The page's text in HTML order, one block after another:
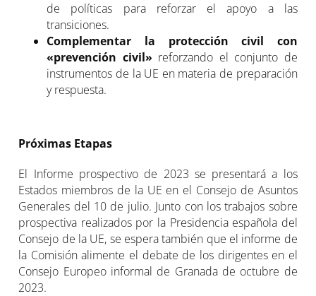
de políticas para reforzar el apoyo a las
transiciones.
Complementar la protección civil con
«prevención civil» reforzando el conjunto de
instrumentos de la UE en materia de preparación
y respuesta.
Próximas Etapas
El Informe prospectivo de 2023 se presentará a los
Estados miembros de la UE en el Consejo de Asuntos
Generales del 10 de julio. Junto con los trabajos sobre
prospectiva realizados por la Presidencia española del
Consejo de la UE, se espera también que el informe de
la Comisión alimente el debate de los dirigentes en el
Consejo Europeo informal de Granada de octubre de
2023.